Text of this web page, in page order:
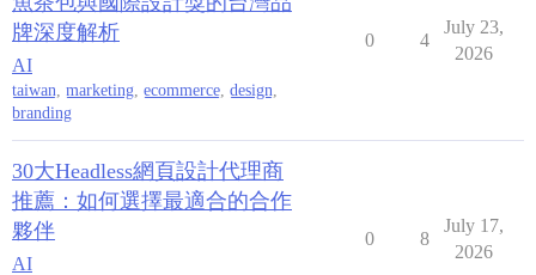
牌深度解析
AI
taiwan, marketing, ecommerce, design,
branding
0 4
July 23,
2026
30大Headless網頁設計代理商
推薦：如何選擇最適合的合作
夥伴
AI
0 8
July 17,
2026